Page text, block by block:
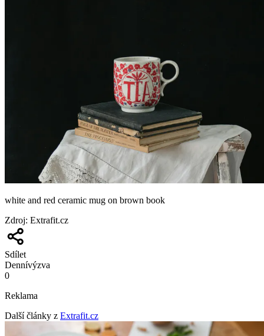
white and red ceramic mug on brown book
Zdroj: Extrafit.cz
Sdílet
Dennívýzva
0
Reklama
Další články z Extrafit.cz